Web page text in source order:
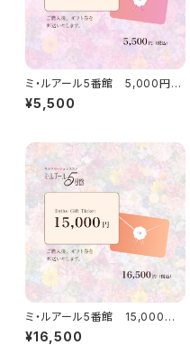
ミ・ルアール5番館 5,000円
ギフト券
¥5,500
ミ・ルアール5番館 15,000円
ギフト券
¥16,500